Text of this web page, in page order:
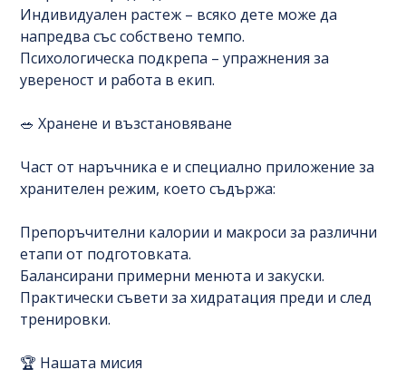
Индивидуален растеж – всяко дете може да
напредва със собствено темпо.
Психологическа подкрепа – упражнения за
увереност и работа в екип.
🥗 Хранене и възстановяване
Част от наръчника е и специално приложение за
хранителен режим, което съдържа:
Препоръчителни калории и макроси за различни
етапи от подготовката.
Балансирани примерни менюта и закуски.
Практически съвети за хидратация преди и след
тренировки.
🏆 Нашата мисия